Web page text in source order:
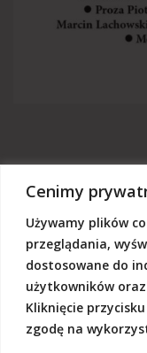
Cenimy
Używamy plików
przeglądania,
dostosowane do
użytkowników
Kliknięcie
zgodę na
„Akcent” jest
budżetowych oraz
Wschodnia Fundacja
Nr rachunku:
(z dopiskiem:
Fundacji Kultury